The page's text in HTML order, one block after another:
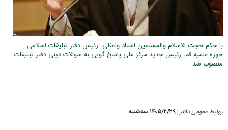
با حکم حجت الاسلام والمسلمین استاد واعظی، رئیس دفتر تبلیغات اسلامی
حوزه علمیه قم، رئیس جدید مرکز ملی پاسخ گویی به سوالات دینی دفتر تبلیغات
منصوب شد
روابط عمومی دفتر | ۱۴۰۵/۲/۲۹ سه‌شنبه